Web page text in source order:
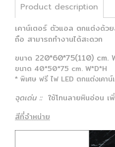
Product description
เคาน์เตอร์ ตัวแอล ตกแต่งด้ว
ถือ สามารถทำงานได้สะดวก
ขนาด 220*60*75(110) cm.
ขนาด 40*50*75 cm. W*D*H
* พิเศษ ฟรี ไฟ LED ตกแต่งเคาน์
จุดเด่น ::ใช้โทนลายหินอ่อน เพิ่
สีที่จำหน่าย